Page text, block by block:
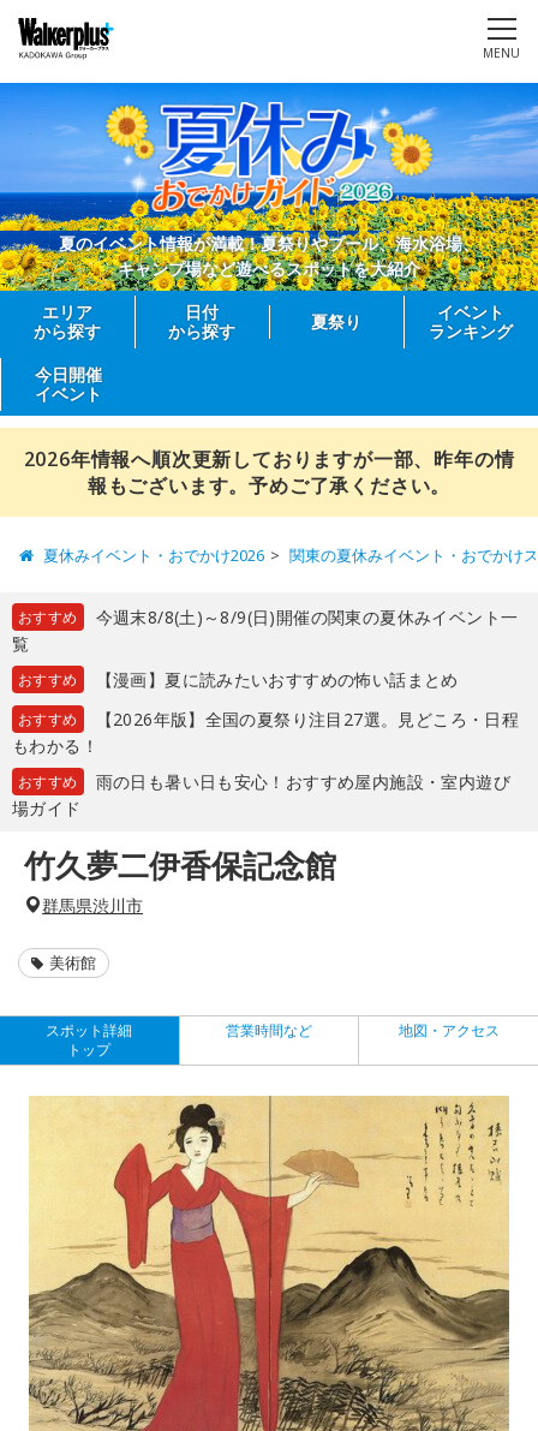
MENU
夏のイベント情報が満載！夏祭りやプール、海水浴場、
キャンプ場など遊べるスポットを大紹介
エリア
から探す
日付
から探す
夏祭り
イベント
ランキング
今日開催
イベント
2026年情報へ順次更新しておりますが一部、昨年の情
報もございます。予めご了承ください。
夏休みイベント・おでかけ2026 関東の夏休みイベント・おでかけ
おすすめ
今週末8/8(土)～8/9(日)開催の関東の夏休みイベント一
覧
おすすめ 【漫画】夏に読みたいおすすめの怖い話まとめ
おすすめ
【2026年版】全国の夏祭り注目27選。見どころ・日程
もわかる！
おすすめ
雨の日も暑い日も安心！おすすめ屋内施設・室内遊び
場ガイド
竹久夢二伊香保記念館
群馬県渋川市
美術館
スポット詳細
トップ
営業時間など 地図・アクセス